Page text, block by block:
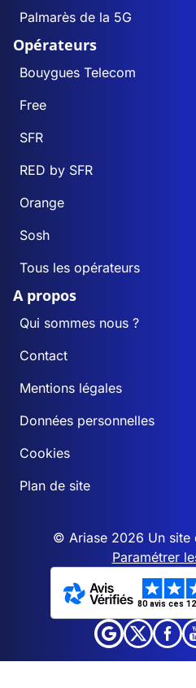
Palmarès de la 5G
Opérateurs
Bouygues Telecom
Free
SFR
RED by SFR
Orange
Sosh
Tous les opérateurs
A propos
Qui sommes nous ?
Contact
Mentions légales
Données personnelles
Cookies
Plan de site
© Ariase 2026 Un site
Paramétrer
80 avis ces